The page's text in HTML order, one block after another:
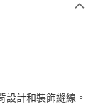
設計和裝飾縫線。